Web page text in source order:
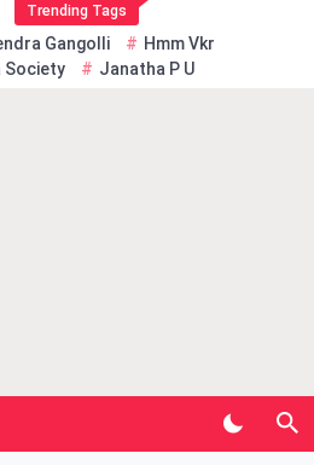
Trending Tags
Gangolli
Hmm Vkr
Society
Janatha P U
– ಕುಂದ ವಾಹಿನಿ